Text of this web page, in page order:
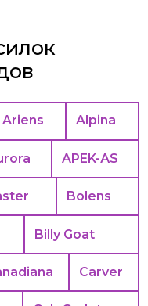
Ariens Alpina
APEK-АS
Bolens
Billy Goat
Carver